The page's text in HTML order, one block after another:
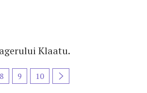
Klaatu.
8 9 10